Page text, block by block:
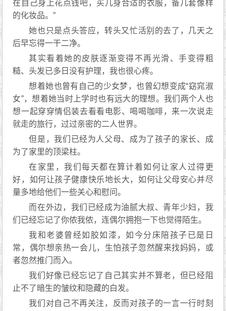
在自己身上花点钱吧，买几身合适的衣服，备几套像样
的化妆品。”
她也只是点头答应，转头又忙活别的去了，几天之
后早忘得一干二净。
其实看着她的皮肤逐渐变得不再光滑、手变得粗
糙、头发已多日没有护理，我也很心疼。
想着她也曾有自己的少女梦，也曾幻想变成“窈窕淑
女”，想着她当时上学时也有远大的理想。我们两个人也
想一起穿穿情侣装去看看电影、喝喝咖啡，来一次说走
就走的旅行，过过亲密的二人世界。
但是，我们已经为人父母、成为了孩子的家长、成
为了家里的顶梁柱。
在家里，我们每天都在算计着如何让家人过得更
好，如何让孩子健康快乐地长大，如何让父母安心并尽
量多地给他们一些关心和慰问。
而在外边，我们已经成为油腻大叔、青年少妇，我
们已经忘记了你侬我侬，连偶尔拥抱一下也觉得陌生。
我和老婆曾经如胶如漆，如今分床陪孩子已是日
常，偶尔想亲热一会儿，生怕孩子忽然醒来找妈妈，或
者忽然推门而入。
我们好像已经忘记了自己其实并不算老，但已经阻
止不了暗生的皱纹和隐藏的白发。
我们对自己不再关注，反而对孩子的一言一行时刻